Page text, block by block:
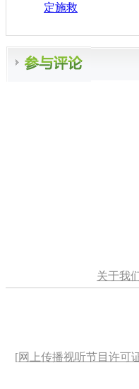
定施救
关于我
[网上传播视听节目许可